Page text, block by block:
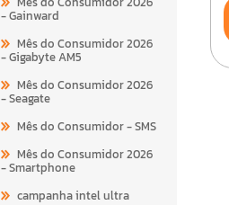
- Gainward
Mês do Consumidor 2026
- Gigabyte AM5
Mês do Consumidor 2026
- Seagate
Mês do Consumidor - SMS
Mês do Consumidor 2026
- Smartphone
campanha intel ultra